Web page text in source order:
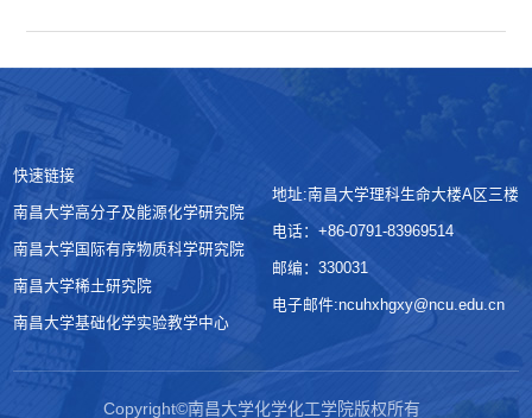
快速链接
南昌大学高分子及能源化学研究院
南昌大学国际有序物质科学研究院
南昌大学稀土研究院
南昌大学基础化学实验教学中心
地址:南昌大学理科生命大楼A区三楼
电话：+86-0791-83969514
邮编：330031
电子邮件:ncuhxhgxy@ncu.edu.cn
Copyright©南昌大学化学化工学院版权所有